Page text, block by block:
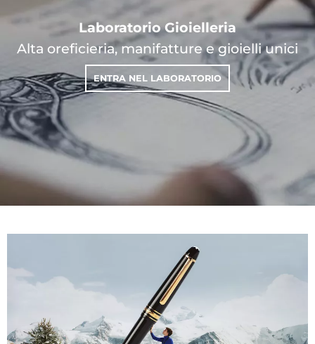
Laboratorio Gioielleria
Alta oreficieria, manifatture e gioielli unici
ENTRA NEL LABORATORIO